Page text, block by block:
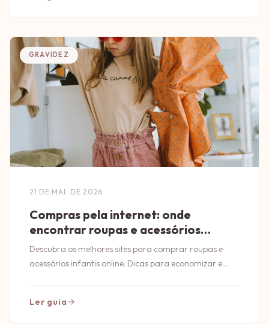
GRAVIDEZ
21 DE MAI. DE 2026
Compras pela internet: onde
encontrar roupas e acessórios
infantis
Descubra os melhores sites para comprar roupas e
acessórios infantis online. Dicas para economizar e
Ler guia